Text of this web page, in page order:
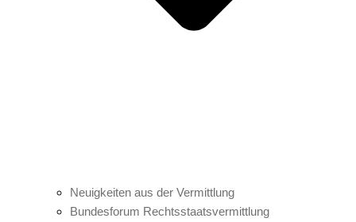
Neuigkeiten aus der Vermittlung
Bundesforum Rechtsstaatsvermittlung